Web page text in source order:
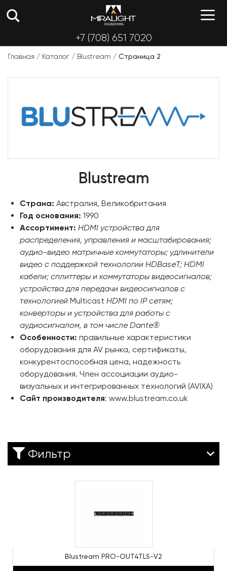
+7 (708) 651 7020
Главная / Каталог / Blustream / Страница 2
Blustream
Страна: Австралия, Великобритания
Год основания: 1990
Ассортимент: HDMI устройства для
распределения, управления и масштабирования;
аудио-видео матричные коммутаторы; удлинители
видео с поддержкой технологии HDBaseT; HDMI
кабели; сплиттеры и коммутаторы видеосигналов;
устройства для передачи видеосигналов с
технологией Multicast HDMI по IP сетям;
конверторы и устройства для работы с
аудиосигналом, в том числе Dante®
Особенности: правильные характеристики
оборудования для AV рынка, сертификаты,
конкурентоспособная цена, надежность
оборудования. Член ассоциации аудио-
визуальных и интегрированных технологий (AVIXA)
Сайт производителя: www.blustream.co.uk
Blustream PRO-OUT4TLS-V2
Фильтр